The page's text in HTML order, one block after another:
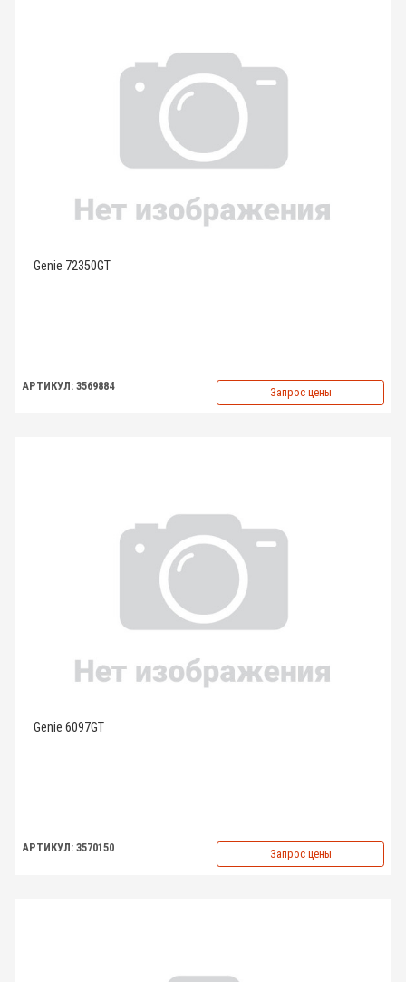
Genie 72350GT
АРТИКУЛ: 3569884 Запрос цены
Genie 6097GT
АРТИКУЛ: 3570150 Запрос цены